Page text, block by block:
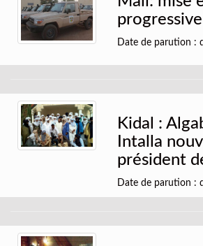
Date de parution :
Kidal :
Intalla
président
Date de parution :